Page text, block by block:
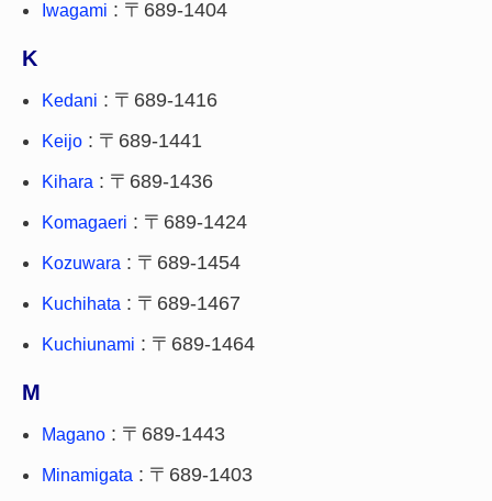
Iwagami : 〒689-1404
K
Kedani : 〒689-1416
Keijo : 〒689-1441
Kihara : 〒689-1436
Komagaeri : 〒689-1424
Kozuwara : 〒689-1454
Kuchihata : 〒689-1467
Kuchiunami : 〒689-1464
M
Magano : 〒689-1443
Minamigata : 〒689-1403